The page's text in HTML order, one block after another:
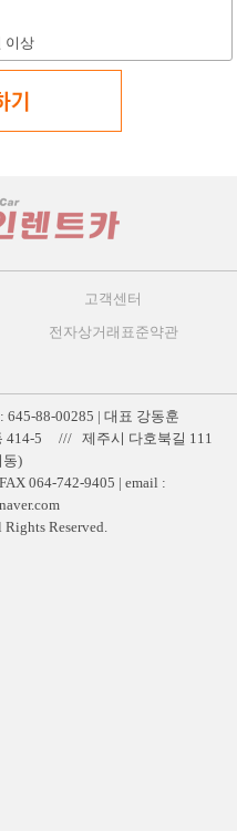
이상
고객센터
전자상거래표준약관
88-00285 | 대표 강동훈
414-5 /// 제주시 다호북길 111
동)
064-742-9405 | email :
Reserved.